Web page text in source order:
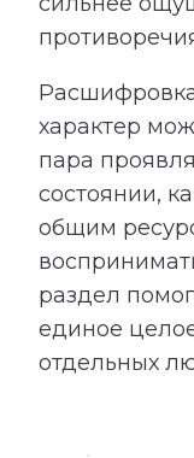
характер
пара
состоянии,
общим
раздел
единое
отдельных